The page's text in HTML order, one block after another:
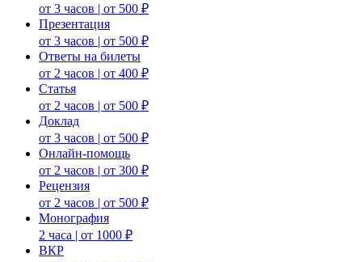
от 3 часов | от 500 ₽
Презентация
от 3 часов | от 500 ₽
Ответы на билеты
от 2 часов | от 400 ₽
Статья
от 2 часов | от 500 ₽
Доклад
от 3 часов | от 500 ₽
Онлайн-помощь
от 2 часов | от 300 ₽
Рецензия
от 2 часов | от 500 ₽
Монография
2 часа | от 1000 ₽
ВКР